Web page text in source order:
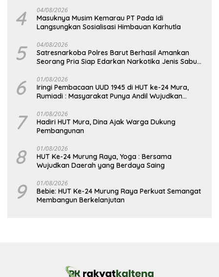
4 04/08/2026
Masuknya Musim Kemarau PT Pada Idi
Langsungkan Sosialisasi Himbauan Karhutla
5 04/08/2026
Satresnarkoba Polres Barut Berhasil Amankan
Seorang Pria Siap Edarkan Narkotika Jenis Sabu
6 01/08/2026
Iringi Pembacaan UUD 1945 di HUT ke-24 Mura,
Rumiadi : Masyarakat Punya Andil Wujudkan
7 01/08/2026
Hadiri HUT Mura, Dina Ajak Warga Dukung
Pembangunan
8 01/08/2026
HUT Ke-24 Murung Raya, Yoga : Bersama
Wujudkan Daerah yang Berdaya Saing
9 01/08/2026
Bebie: HUT Ke-24 Murung Raya Perkuat Semangat
Membangun Berkelanjutan